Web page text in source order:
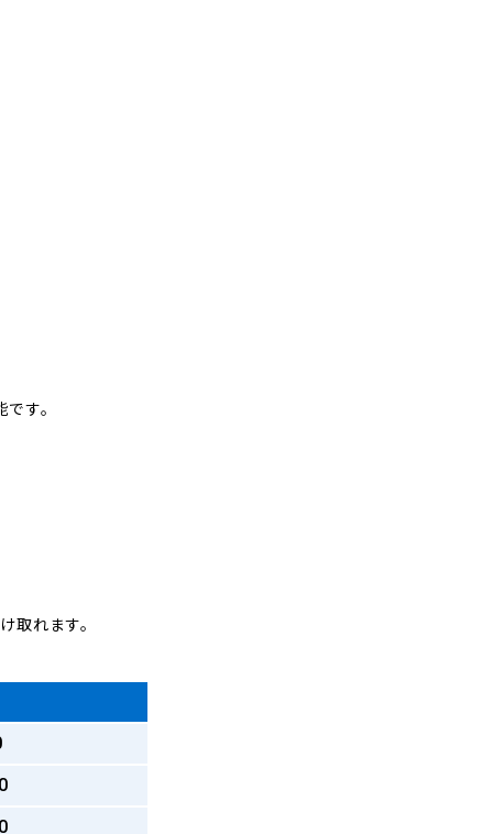
す。
取れます。